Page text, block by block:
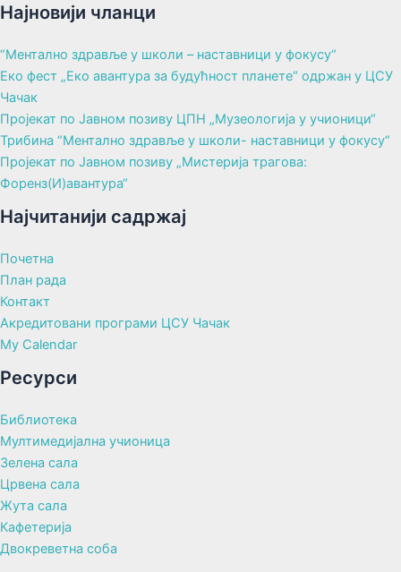
Најновији чланци
“Ментално здравље у школи – наставници у фокусу“
Еко фест „Еко авантура за будућност планете“ одржан у ЦСУ
Чачак
Пројекат по Јавном позиву ЦПН „Музеологија у учионици“
Трибина “Ментално здравље у школи- наставници у фокусу“
Пројекат по Јавном позиву „Мистерија трагова:
Форенз(И)авантура“
Најчитанији садржај
Почетна
План рада
Контакт
Акредитовани програми ЦСУ Чачак
My Calendar
Ресурси
Библиотека
Мултимедијална учионица
Зелена сала
Црвена сала
Жута сала
Кафетерија
Двокреветна соба